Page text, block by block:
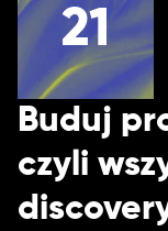
21
Buduj
czyli